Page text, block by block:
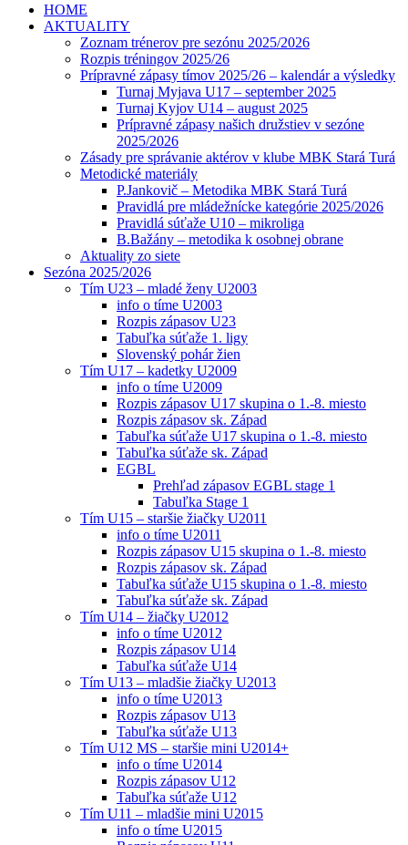
HOME
AKTUALITY
Zoznam trénerov pre sezónu 2025/2026
Rozpis tréningov 2025/26
Prípravné zápasy tímov 2025/26 – kalendár a výsledky
Turnaj Myjava U17 – september 2025
Turnaj Kyjov U14 – august 2025
Prípravné zápasy našich družstiev v sezóne
2025/2026
Zásady pre správanie aktérov v klube MBK Stará Turá
Metodické materiály
P.Jankovič – Metodika MBK Stará Turá
Pravidlá pre mládežnícke kategórie 2025/2026
Pravidlá súťaže U10 – mikroliga
B.Bažány – metodika k osobnej obrane
Aktuality zo siete
Sezóna 2025/2026
Tím U23 – mladé ženy U2003
info o tíme U2003
Rozpis zápasov U23
Tabuľka súťaže 1. ligy
Slovenský pohár žien
Tím U17 – kadetky U2009
info o tíme U2009
Rozpis zápasov U17 skupina o 1.-8. miesto
Rozpis zápasov sk. Západ
Tabuľka súťaže U17 skupina o 1.-8. miesto
Tabuľka súťaže sk. Západ
EGBL
Prehľad zápasov EGBL stage 1
Tabuľka Stage 1
Tím U15 – staršie žiačky U2011
info o tíme U2011
Rozpis zápasov U15 skupina o 1.-8. miesto
Rozpis zápasov sk. Západ
Tabuľka súťaže U15 skupina o 1.-8. miesto
Tabuľka súťaže sk. Západ
Tím U14 – žiačky U2012
info o tíme U2012
Rozpis zápasov U14
Tabuľka súťaže U14
Tím U13 – mladšie žiačky U2013
info o tíme U2013
Rozpis zápasov U13
Tabuľka súťaže U13
Tím U12 MS – staršie mini U2014+
info o tíme U2014
Rozpis zápasov U12
Tabuľka súťaže U12
Tím U11 – mladšie mini U2015
info o tíme U2015